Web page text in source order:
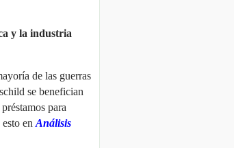
y la industria
de las guerras
se benefician
para
esto enAnálisis